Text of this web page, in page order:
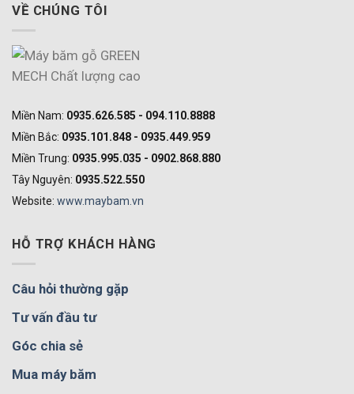
VỀ CHÚNG TÔI
Miền Nam: 0935.626.585 - 094.110.8888
Miền Bắc: 0935.101.848 - 0935.449.959
Miền Trung: 0935.995.035 - 0902.868.880
Tây Nguyên: 0935.522.550
Website: www.maybam.vn
HỖ TRỢ KHÁCH HÀNG
Câu hỏi thường gặp
Tư vấn đầu tư
Góc chia sẻ
Mua máy băm